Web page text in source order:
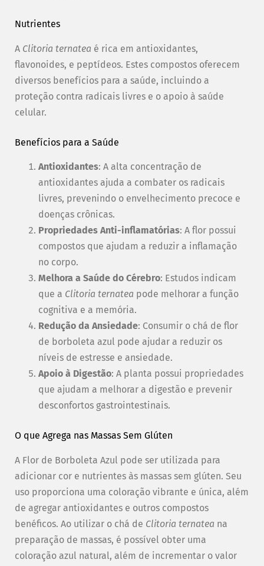
Nutrientes
A Clitoria ternatea é rica em antioxidantes,
flavonoides, e peptídeos. Estes compostos oferecem
diversos benefícios para a saúde, incluindo a
proteção contra radicais livres e o apoio à saúde
celular.
Benefícios para a Saúde
Antioxidantes: A alta concentração de
antioxidantes ajuda a combater os radicais
livres, prevenindo o envelhecimento precoce e
doenças crônicas.
Propriedades Anti-inflamatórias: A flor possui
compostos que ajudam a reduzir a inflamação
no corpo.
Melhora a Saúde do Cérebro: Estudos indicam
que a Clitoria ternatea pode melhorar a função
cognitiva e a memória.
Redução da Ansiedade: Consumir o chá de flor
de borboleta azul pode ajudar a reduzir os
níveis de estresse e ansiedade.
Apoio à Digestão: A planta possui propriedades
que ajudam a melhorar a digestão e prevenir
desconfortos gastrointestinais.
O que Agrega nas Massas Sem Glúten
A Flor de Borboleta Azul pode ser utilizada para
adicionar cor e nutrientes às massas sem glúten. Seu
uso proporciona uma coloração vibrante e única, além
de agregar antioxidantes e outros compostos
benéficos. Ao utilizar o chá de Clitoria ternatea na
preparação de massas, é possível obter uma
coloração azul natural, além de incrementar o valor